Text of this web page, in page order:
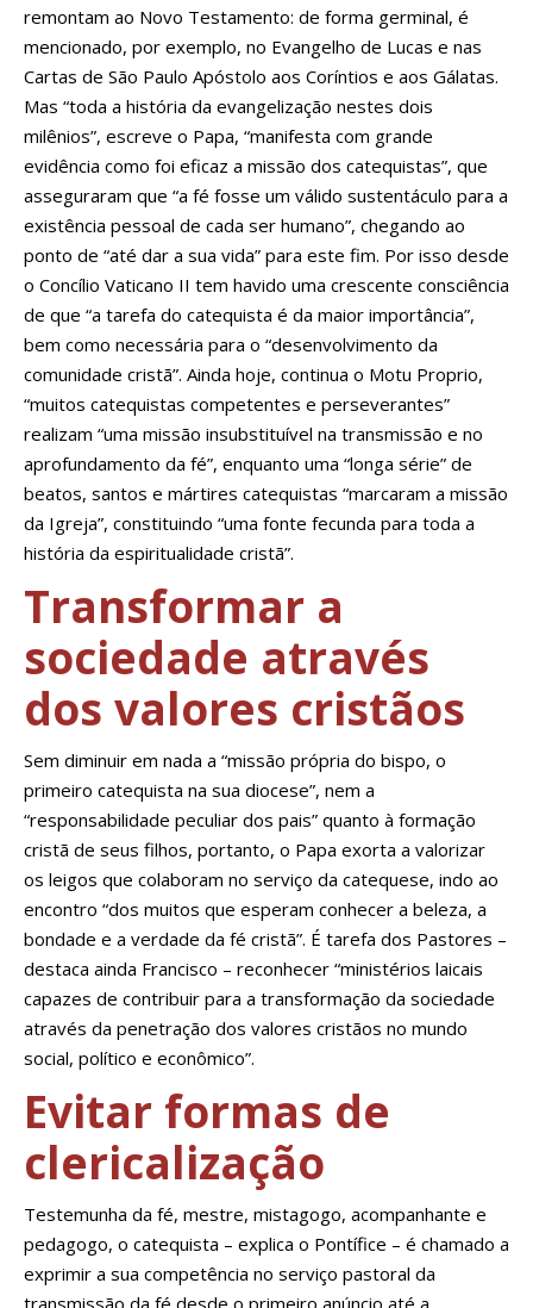
remontam ao Novo Testamento: de forma germinal, é
mencionado, por exemplo, no Evangelho de Lucas e nas
Cartas de São Paulo Apóstolo aos Coríntios e aos Gálatas.
Mas “toda a história da evangelização nestes dois
milênios”, escreve o Papa, “manifesta com grande
evidência como foi eficaz a missão dos catequistas”, que
asseguraram que “a fé fosse um válido sustentáculo para a
existência pessoal de cada ser humano”, chegando ao
ponto de “até dar a sua vida” para este fim. Por isso desde
o Concílio Vaticano II tem havido uma crescente consciência
de que “a tarefa do catequista é da maior importância”,
bem como necessária para o “desenvolvimento da
comunidade cristã”. Ainda hoje, continua o Motu Proprio,
“muitos catequistas competentes e perseverantes”
realizam “uma missão insubstituível na transmissão e no
aprofundamento da fé”, enquanto uma “longa série” de
beatos, santos e mártires catequistas “marcaram a missão
da Igreja”, constituindo “uma fonte fecunda para toda a
história da espiritualidade cristã”.
Transformar a
sociedade através
dos valores cristãos
Sem diminuir em nada a “missão própria do bispo, o
primeiro catequista na sua diocese”, nem a
“responsabilidade peculiar dos pais” quanto à formação
cristã de seus filhos, portanto, o Papa exorta a valorizar
os leigos que colaboram no serviço da catequese, indo ao
encontro “dos muitos que esperam conhecer a beleza, a
bondade e a verdade da fé cristã”. É tarefa dos Pastores –
destaca ainda Francisco – reconhecer “ministérios laicais
capazes de contribuir para a transformação da sociedade
através da penetração dos valores cristãos no mundo
social, político e econômico”.
Evitar formas de
clericalização
Testemunha da fé, mestre, mistagogo, acompanhante e
pedagogo, o catequista – explica o Pontífice – é chamado a
exprimir a sua competência no serviço pastoral da
transmissão da fé desde o primeiro anúncio até a